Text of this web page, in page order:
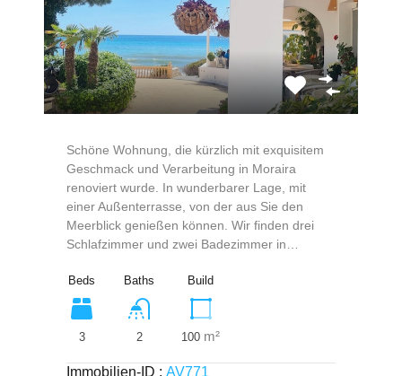
Schöne Wohnung, die kürzlich mit exquisitem
Geschmack und Verarbeitung in Moraira
renoviert wurde. In wunderbarer Lage, mit
einer Außenterrasse, von der aus Sie den
Meerblick genießen können. Wir finden drei
Schlafzimmer und zwei Badezimmer in…
Beds
3
Baths
2
Build
100 m²
Immobilien-ID : AV771